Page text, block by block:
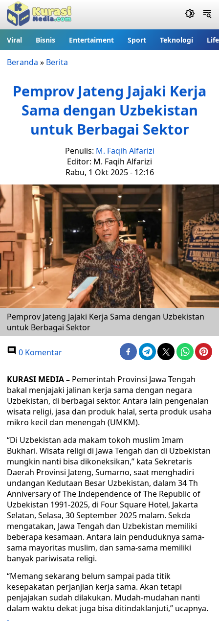
Viral Bisnis Entertaiment Sport Teknologi
Beranda » Berita
Pemprov Jateng Jajaki Kerja
Sama dengan Uzbekistan
untuk Berbagai Sektor
Penulis: M. Faqih Alfarizi
Editor: M. Faqih Alfarizi
Rabu, 1 Okt 2025 - 12:16
Pemprov Jateng Jajaki Kerja Sama dengan Uzbekistan
untuk Berbagai Sektor
0 Komentar
KURASI MEDIA – Pemerintah Provinsi Jawa Tengah
bakal menjajaki jalinan kerja sama dengan negara
Uzbekistan, di berbagai sektor. Antara lain pengenalan
wisata religi, jasa dan produk halal, serta produk usaha
mikro kecil dan menengah (UMKM).
“Di Uzbekistan ada makam tokoh muslim Imam
Bukhari. Wisata religi di Jawa Tengah dan di Uzbekistan
mungkin nanti bisa dikoneksikan,” kata Sekretaris
Daerah Provinsi Jateng, Sumarno, saat menghadiri
undangan Kedutaan Besar Uzbekistan, dalam 34 Th
Anniversary of The Independence of The Republic of
Uzbekistan 1991-2025, di Four Square Hotel, Jakarta
Selatan, Selasa, 30 September 2025 malam. Sekda
mengatakan, Jawa Tengah dan Uzbekistan memiliki
beberapa kesamaan. Antara lain penduduknya sama-
sama mayoritas muslim, dan sama-sama memiliki
banyak pariwisata religi.
“Memang sekarang belum sampai pada titik
kesepakatan perjanjian kerja sama. Akan tetapi
penjajakan sudah dilakukan. Mudah-mudahan nanti
dalam waktu dekat juga bisa ditindaklanjuti,” ucapnya.